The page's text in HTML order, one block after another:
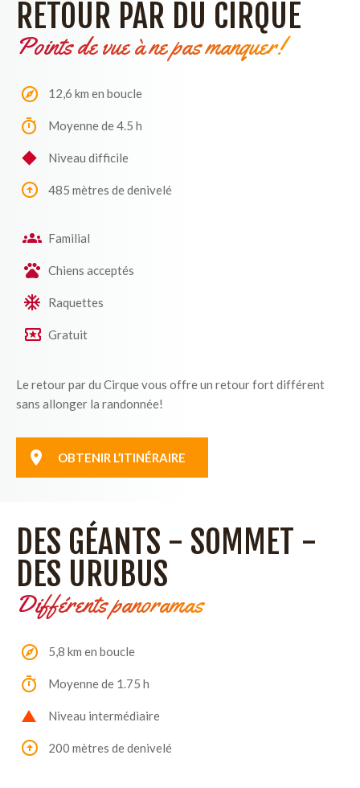
RETOUR PAR DU CIRQUE
Points de vue à ne pas manquer!
12,6 km en boucle
Moyenne de 4.5 h
Niveau difficile
485 mètres de denivelé
Familial
Chiens acceptés
Raquettes
Gratuit
Le retour par du Cirque vous offre un retour fort différent
sans allonger la randonnée!
OBTENIR L’ITINÉRAIRE
DES GÉANTS - SOMMET -
DES URUBUS
Différents panoramas
5,8 km en boucle
Moyenne de 1.75 h
Niveau intermédiaire
200 mètres de denivelé